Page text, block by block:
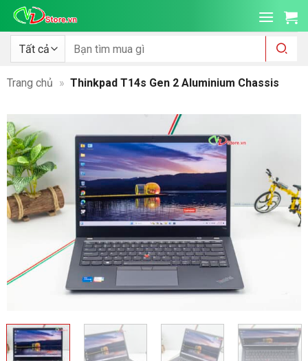
qua
dung
Tìm
kiếm:
Trang chủ » Thinkpad T14s Gen 2 Aluminium Chassis